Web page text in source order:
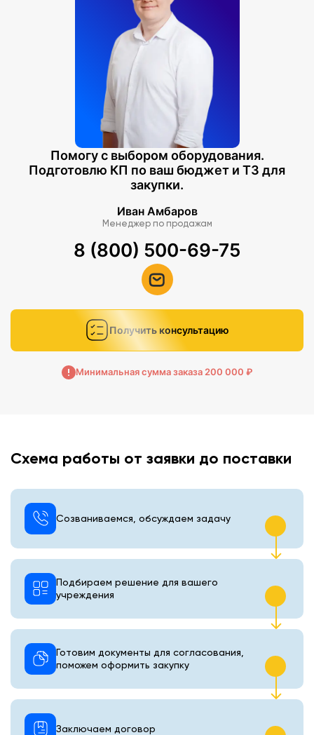
Помогу с выбором оборудования.
Подготовлю КП по ваш бюджет и ТЗ для
закупки.
Иван Амбаров
Менеджер по продажам
8 (800) 500-69-75
Получить консультацию
Минимальная сумма заказа 200 000 ₽
Схема работы от заявки до поставки
Созваниваемся, обсуждаем задачу
Подбираем решение для вашего
учреждения
Готовим документы для согласования,
поможем оформить закупку
Заключаем договор